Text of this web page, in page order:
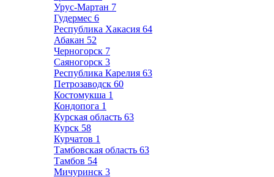
Урус-Мартан 7
Гудермес 6
Республика Хакасия 64
Абакан 52
Черногорск 7
Саяногорск 3
Республика Карелия 63
Петрозаводск 60
Костомукша 1
Кондопога 1
Курская область 63
Курск 58
Курчатов 1
Тамбовская область 63
Тамбов 54
Мичуринск 3